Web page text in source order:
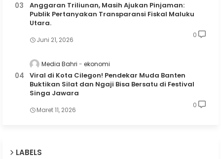
Anggaran Triliunan, Masih Ajukan Pinjaman:
Publik Pertanyakan Transparansi Fiskal Maluku
Utara.
Juni 21, 2026
0
Media Bahri ekonomi
Viral di Kota Cilegon! Pendekar Muda Banten
Buktikan Silat dan Ngaji Bisa Bersatu di Festival
Singa Jawara
Maret 11, 2026
0
LABELS